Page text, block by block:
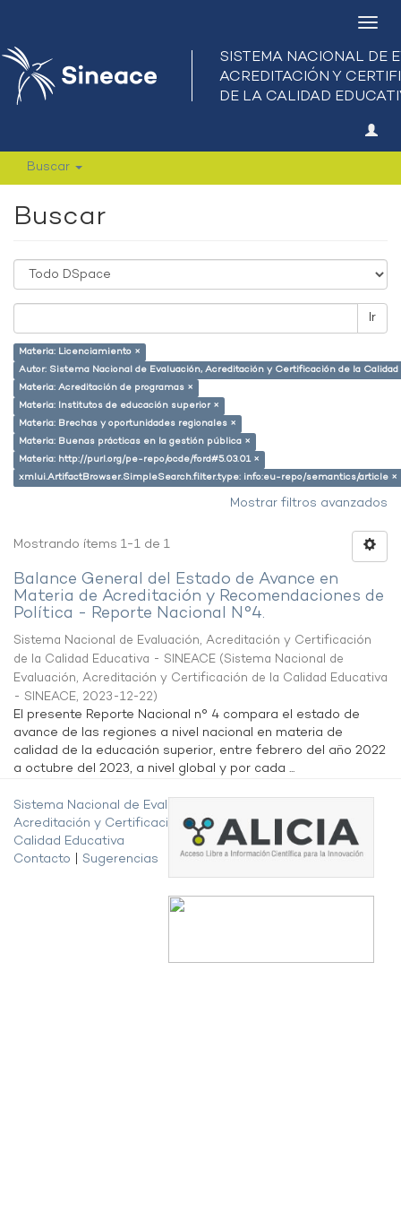
Buscar
Buscar
Ir
Materia: Licenciamiento ×
Autor: Sistema Nacional de Evaluación, Acreditación y Certificación de la
Materia: Acreditación de programas ×
Materia: Institutos de educación superior ×
Materia: Brechas y oportunidades regionales ×
Materia: Buenas prácticas en la gestión pública ×
Materia: http://purl.org/pe-repo/ocde/ford#5.03.01 ×
xmlui.ArtifactBrowser.SimpleSearch.filter.type: info:eu-repo/semantics/article ×
Mostrar filtros avanzados
Mostrando ítems 1-1 de 1
Balance General del Estado de Avance en
Materia de Acreditación y Recomendaciones de
Política - Reporte Nacional N°4.
Sistema Nacional de Evaluación, Acreditación y Certificación
de la Calidad Educativa - SINEACE (Sistema Nacional de
Evaluación, Acreditación y Certificación de la Calidad Educativa
- SINEACE, 2023-12-22)
El presente Reporte Nacional n° 4 compara el estado de
avance de las regiones a nivel nacional en materia de
calidad de la educación superior, entre febrero del año 2022
a octubre del 2023, a nivel global y por cada ...
Sistema Nacional de Evaluación,
Acreditación y Certificación de la
Calidad Educativa
Contacto
Sugerencias